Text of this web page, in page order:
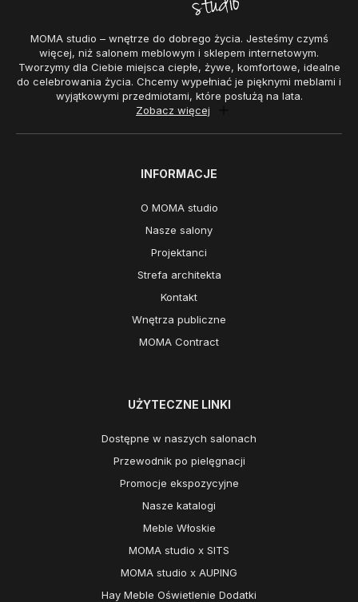
MOMA studio – wnętrze do dobrego życia. Jesteśmy czymś
więcej, niż salonem meblowym i sklepem internetowym.
Tworzymy dla Ciebie miejsca ciepłe, żywe, komfortowe, idealne
do celebrowania życia. Chcemy wypełniać je pięknymi meblami i
wyjątkowymi przedmiotami, które posłużą na lata.
Zobacz więcej
INFORMACJE
O MOMA studio
Nasze salony
Projektanci
Strefa architekta
Kontakt
Wnętrza publiczne
MOMA Contract
UŻYTECZNE LINKI
Dostępne w naszych salonach
Przewodnik po pielęgnacji
Promocje ekspozycyjne
Nasze katalogi
Meble Włoskie
MOMA studio x SITS
MOMA studio x AUPING
Hay Meble Oświetlenie Dodatki